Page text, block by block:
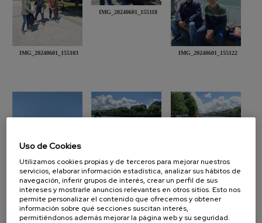
IMG_20240601_155103
IMG_20240601_155118
IMG_20240601_155122
IMG_20240601_155241
Uso de Cookies
Utilizamos cookies propias y de terceros para mejorar nuestros
servicios, elaborar información estadística, analizar sus hábitos de
navegación, inferir grupos de interés, crear un perfil de sus
intereses y mostrarle anuncios relevantes en otros sitios. Esto nos
permite personalizar el contenido que ofrecemos y obtener
información sobre qué secciones suscitan interés,
permitiéndonos además mejorar la página web y su seguridad.